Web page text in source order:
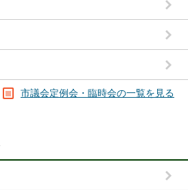
市議会定例会・臨時会の一覧を見る